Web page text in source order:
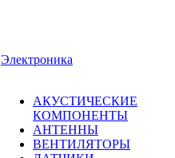
Электроника
АКУСТИЧЕСКИЕ
КОМПОНЕНТЫ
АНТЕННЫ
ВЕНТИЛЯТОРЫ